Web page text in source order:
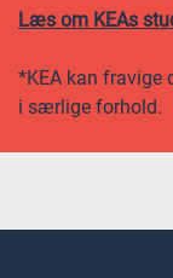
Læs om KEAs
*KEA kan fravige
i særlige forhold.